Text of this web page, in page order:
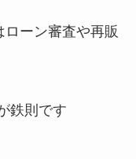
ローン審査や再販
鉄則です